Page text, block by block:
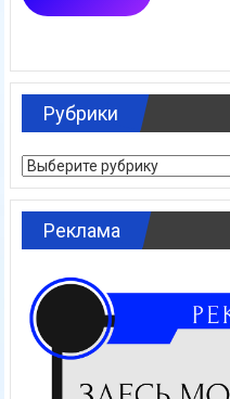
Рубрики
Рубрики
Реклама